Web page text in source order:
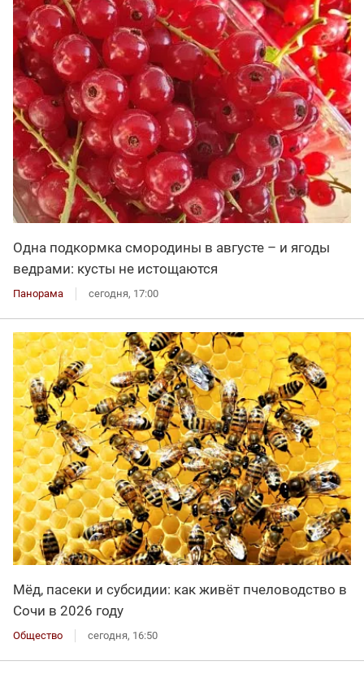
Одна подкормка смородины в августе – и ягоды
ведрами: кусты не истощаются
Панорама сегодня, 17:00
Мёд, пасеки и субсидии: как живёт пчеловодство в
Сочи в 2026 году
Общество сегодня, 16:50